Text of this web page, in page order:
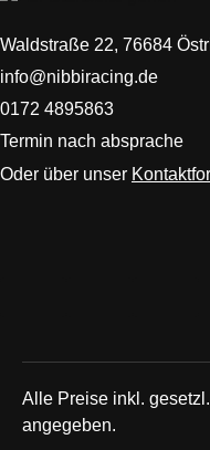
Waldstraße 22, 76684
info@nibbiracing.de
0172 4895863
Termin nach absprache
Oder über unser
Alle Preise inkl.
angegeben.